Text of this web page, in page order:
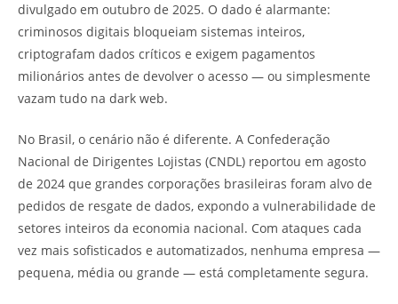
divulgado em outubro de 2025. O dado é alarmante:
criminosos digitais bloqueiam sistemas inteiros,
criptografam dados críticos e exigem pagamentos
milionários antes de devolver o acesso — ou simplesmente
vazam tudo na dark web.
No Brasil, o cenário não é diferente. A Confederação
Nacional de Dirigentes Lojistas (CNDL) reportou em agosto
de 2024 que grandes corporações brasileiras foram alvo de
pedidos de resgate de dados, expondo a vulnerabilidade de
setores inteiros da economia nacional. Com ataques cada
vez mais sofisticados e automatizados, nenhuma empresa —
pequena, média ou grande — está completamente segura.